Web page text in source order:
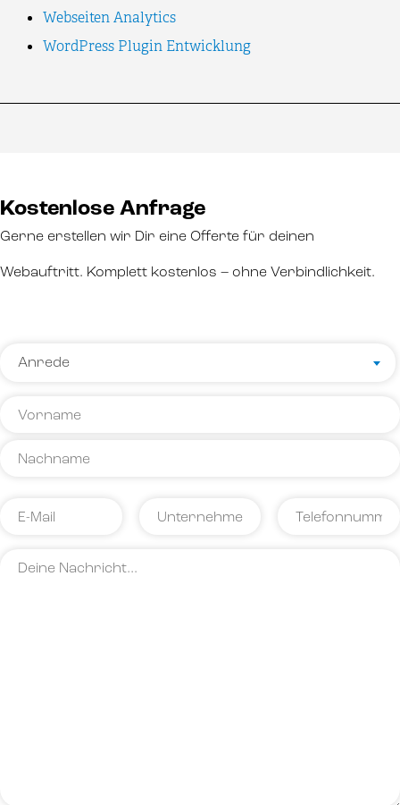
Webseiten Analytics
WordPress Plugin Entwicklung
Kostenlose Anfrage
Gerne erstellen wir Dir eine Offerte für deinen
Webauftritt. Komplett kostenlos – ohne Verbindlichkeit.
NameAnrede
Anrede
Vorname
Unternehmen Telefonnummer
Deine